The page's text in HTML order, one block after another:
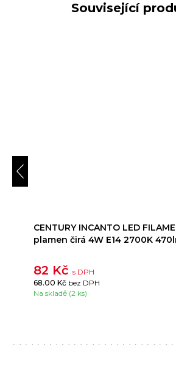
Související
CENTURY INCANTO LED
plamen čirá 4W E14 2700K
82 Kčs DPH
68.00 Kč bez DPH
Na skladě (2 ks)